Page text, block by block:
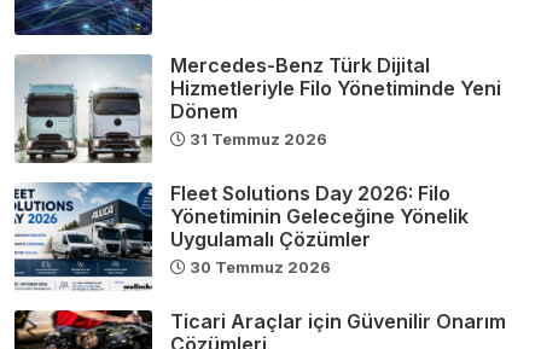
Mercedes-Benz Türk Dijital
Hizmetleriyle Filo Yönetiminde Yeni
Dönem
31 Temmuz 2026
Fleet Solutions Day 2026: Filo
Yönetiminin Geleceğine Yönelik
Uygulamalı Çözümler
30 Temmuz 2026
Ticari Araçlar için Güvenilir Onarım